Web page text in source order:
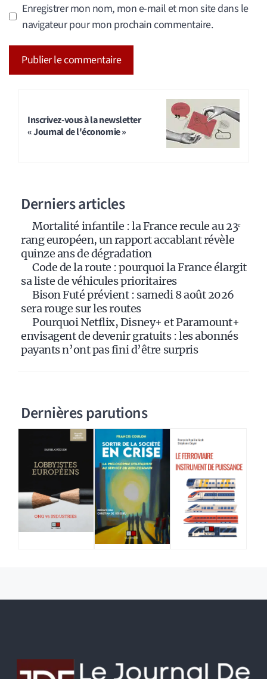
Enregistrer mon nom, mon e-mail et mon site dans le
navigateur pour mon prochain commentaire.
Inscrivez-vous à la newsletter
« Journal de l'économie »
Derniers articles
Mortalité infantile : la France recule au 23ᵉ
rang européen, un rapport accablant révèle
quinze ans de dégradation
Code de la route : pourquoi la France élargit
sa liste de véhicules prioritaires
Bison Futé prévient : samedi 8 août 2026
sera rouge sur les routes
Pourquoi Netflix, Disney+ et Paramount+
envisagent de devenir gratuits : les abonnés
payants n’ont pas fini d’être surpris
Dernières parutions